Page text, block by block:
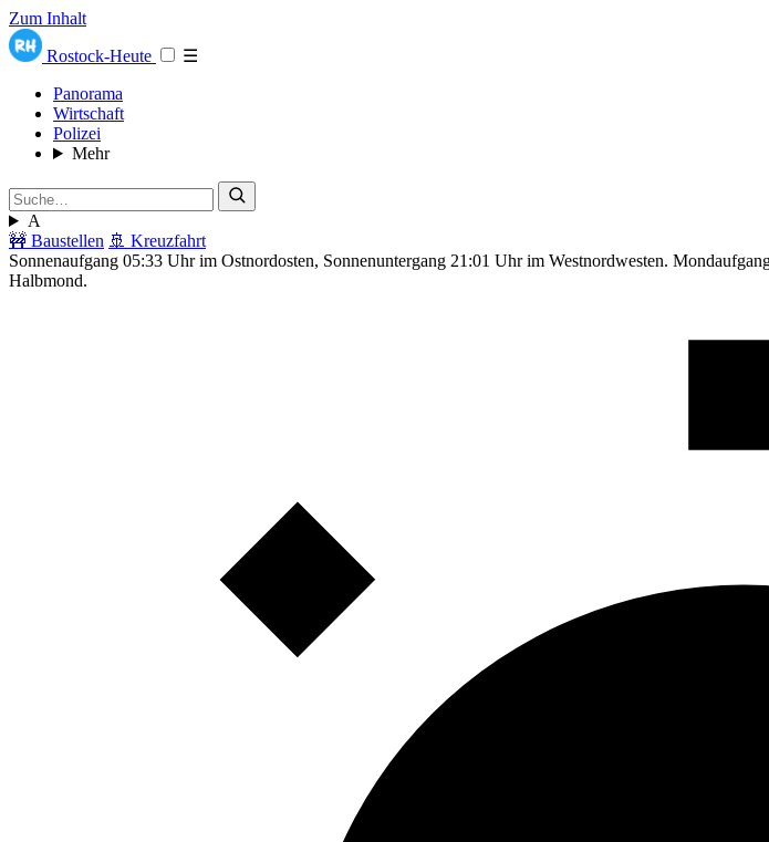
Zum Inhalt
Rostock-Heute
☰
Panorama
Wirtschaft
Polizei
Mehr
A
🚧 Baustellen 🚢 Kreuzfahrt
Sonnenaufgang 05:33 Uhr im Ostnordosten, Sonnenuntergang 21:01 Uhr im Westnordwesten.
Halbmond.